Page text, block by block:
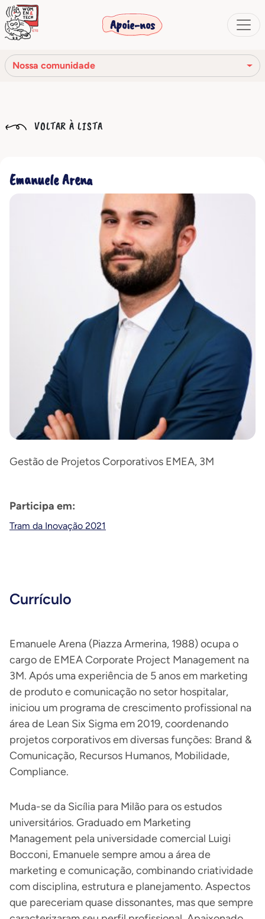
Apoie-nos
Nossa comunidade
Nossa rede
Nossa comunidade
VOLTAR À LISTA
Emanuele Arena
Gestão de Projetos Corporativos EMEA, 3M
Participa em:
Tram da Inovação 2021
Currículo
Emanuele Arena (Piazza Armerina, 1988) ocupa o
cargo de EMEA Corporate Project Management na
3M. Após uma experiência de 5 anos em marketing
de produto e comunicação no setor hospitalar,
iniciou um programa de crescimento profissional na
área de Lean Six Sigma em 2019, coordenando
projetos corporativos em diversas funções: Brand &
Comunicação, Recursos Humanos, Mobilidade,
Compliance.
Muda-se da Sicília para Milão para os estudos
universitários. Graduado em Marketing
Management pela universidade comercial Luigi
Bocconi, Emanuele sempre amou a área de
marketing e comunicação, combinando criatividade
com disciplina, estrutura e planejamento. Aspectos
que pareceriam quase dissonantes, mas que sempre